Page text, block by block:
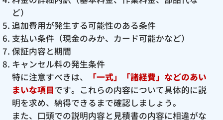
ど）
追加費用が発生する可能性のある条件
支払い条件（現金のみか、カード可能かなど）
保証内容と期間
キャンセル料の発生条件
特に注意すべきは、
「一式」「諸経費」などのあい
まいな項目です。これらの内容について具体的に説
明を求め、納得できるまで確認しましょう。
また、口頭での説明内容と見積書の内容に相違がな